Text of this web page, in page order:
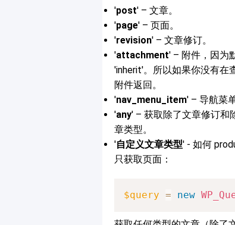
'post' – 文章。
'page' – 页面。
'revision' – 文章修订。
'attachment' – 附件，因为
'inherit'。所以如果你没有在
附件返回。
'nav_menu_item' – 导航菜
'any' – 获取除了文章修订和
章类型。
'自定义文章类型' - 如何
只获取页面：
$query = new